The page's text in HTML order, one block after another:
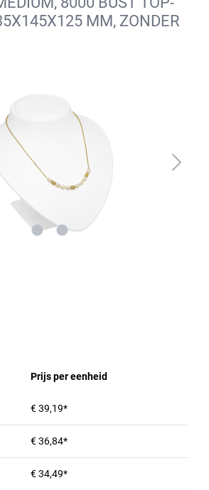
MM, ZONDER
Prijs per eenheid
€ 39,19*
€ 36,84*
€ 34,49*